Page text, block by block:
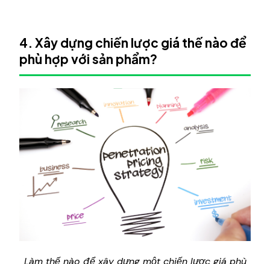
4. Xây dựng chiến lược giá thế nào để
phù hợp với sản phẩm?
Làm thế nào để xây dựng một chiến lược giá phù